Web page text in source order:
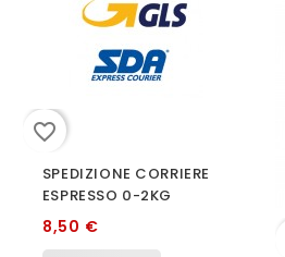
favorite_border
SPEDIZIONE CORRIERE
ESPRESSO 0-2KG
8,50 €